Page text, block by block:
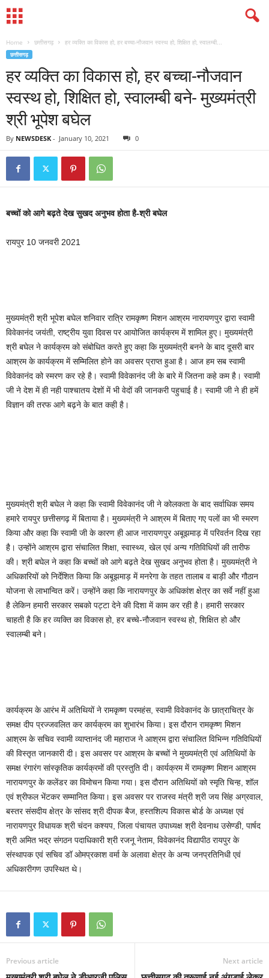
Home छत्तीसगढ़ हर व्यक्ति का विकास हो, हर बच्चा-नौजवान स्वस्थ हो, शिक्षित हो, स्वालम्बी...
छत्तीसगढ़
हर व्यक्ति का विकास हो, हर बच्चा-नौजवान
स्वस्थ हो, शिक्षित हो, स्वालम्बी बने- मुख्यमंत्री
श्री भूपेश बघेल
By NEWSDESK - January 10, 2021 0
बच्चों को आगे बढ़ते देख सुखद अनुभव होता है-श्री बघेल
रायपुर 10 जनवरी 2021
मुख्यमंत्री श्री भूपेश बघेल शनिवार रात्रि रामकृष्ण मिशन आश्रम नारायणपुर द्वारा स्वामी
विवेकानंद जयंती, राष्ट्रीय युवा दिवस पर आयोजित कार्यक्रम में शामिल हुए। मुख्यमंत्री
श्री बघेल ने कार्यक्रम को संबोधित करते हुए कहा कि मुख्यमंत्री बनने के बाद दूसरी बार
आश्रम के कार्यक्रम में सम्मिलित होने का अवसर प्राप्त हुआ है। आज हम सब स्वामी
विवेकानंद को स्मरण कर रहे है। स्वामी विवेकानंद जी के बारे में जितना कहे कम है। स्वामी
जी ने देश में ही नही पाश्चातय देशों में भी वेदों की जानकरी पहुचाई है। स्वामी जी ने ही हमें
विज्ञान की तरफ आगे बढ़ने के बात कही है।
मुख्यमंत्री श्री बघेल ने कहा कि स्वामी विवेकानंद जी ने कोलकता के बाद सर्वाधिक समय
हमारे रायपुर छत्तीसगढ़ में बिताया है। मुख्यमंत्री ने आश्रम में बिताए गए पलों का भी स्मरण
किया और कहा कि स्वामी जी के कारण ही आज नारायणपुर अबूझमाड़ में परिवर्तन दिख रहा
है। उन्होंने आश्रम द्वारा संचालित शिक्षा, स्वास्थ्य, खेल एवं अन्य गतिविधियों की तारीफ
की। श्री बघेल ने कहा कि बच्चों को आगे बढ़ते देख सुखद अनुभव होता है। मुख्यमंत्री ने
अधिकारियों को निर्देशित किया कि अबूझमाड़ में मनरेगा के तहत तालाब व बाड़ी और गौठान
योजना से लाभान्वित करें। उन्होंने कहा कि नारायणपुर के अधिकांश क्षेत्र का सर्वे नहीं हुआ
है लेकिन हमारी सरकार सबको पट्टा देने की दिशा में काम कर रही है। हमारी सरकार
चाहती है कि हर व्यक्ति का विकास हो, हर बच्चे-नौजवान स्वस्थ हो, शिक्षित हो और
स्वालम्बी बने।
कार्यक्रम के आरंभ में अतिथियों ने रामकृष्ण परमहंस, स्वामी विवेकानंद के छात्राचित्र के
समक्ष दीप प्रज्जवलित कर कार्यक्रम का शुभारंभ किया। इस दौरान रामकृष्ण मिशन
आश्रम के सचिव स्वामी व्याप्तानंद जी महाराज ने आश्रम द्वारा संचालित विभिन्न गतिविधियों
की विस्तृत जानकारी दी। इस अवसर पर आश्रम के बच्चों ने मुख्यमंत्री एवं अतिथियों के
समक्ष रंगारंग सांस्कृतिक कार्यक्रमों की प्रस्तुति दी। कार्यक्रम में रामकृष्ण मिशन आश्रम
नारायणपुर के कलेंडर का विमोचन किया गया। इस दौरान अतिथियों को स्मृति चिन्ह, शॉल
एवं श्रीफल भेंटकर सम्मानित किया। इस अवसर पर राजस्व मंत्री श्री जय सिंह अग्रवाल,
बस्तर संसदीय क्षेत्र के सांसद श्री दीपक बैज, हस्तशिल्प विकास बोर्ड के अध्यक्ष एवं
नारायणपुर विधायक श्री चंदन कश्यप, जिला पंचायत उपाध्यक्ष श्री देवनाथ उसेण्डी, पार्षद
श्री अमित भद्र संगठन पदाधिकारी श्री रजनू नेताम, विवेकानंद विद्यापीठ रायपुर के
संस्थापक एवं सचिव डॉ ओमप्रकाश वर्मा के अलावा क्षेत्र के अन्य जनप्रतिनिधी एवं
अधिकारीगण उपस्थित थे।
Previous article Next article